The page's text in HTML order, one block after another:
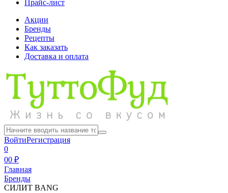
Прайс-лист
Акции
Бренды
Рецепты
Как заказать
Доставка и оплата
ВойтиРегистрация
0
00 ₽
Главная
Бренды
СИЛИТ BANG